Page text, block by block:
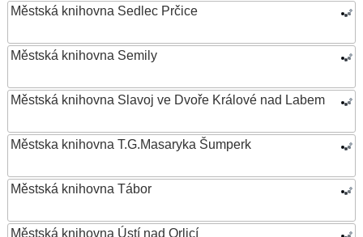
Městská knihovna Sedlec Prčice
Městská knihovna Semily
Městská knihovna Slavoj ve Dvoře Králové nad Labem
Městska knihovna T.G.Masaryka Šumperk
Městská knihovna Tábor
Městská knihovna Ústí nad Orlicí